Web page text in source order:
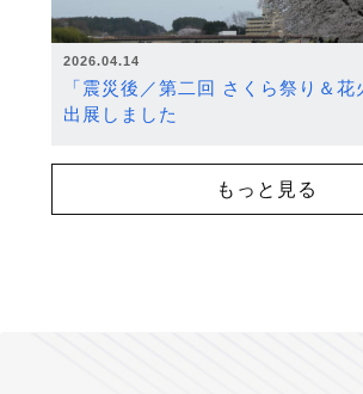
2026.04.14
「震災後／第二回 さくら祭り＆花
出展しました
もっと見る